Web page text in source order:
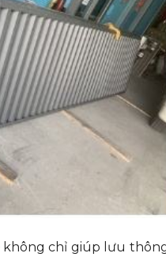
không chỉ giúp lưu